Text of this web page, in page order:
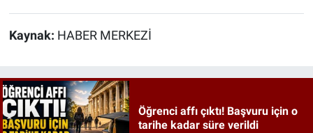
Kaynak: HABER MERKEZİ
Öğrenci affı çıktı! Başvuru için o
tarihe kadar süre verildi